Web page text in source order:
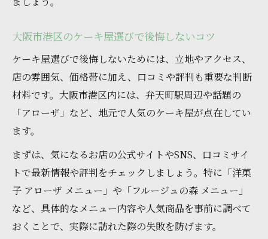
洋菓子ギフトに最適なケーキの選び方
手土産におすすめのケーキ食べ比べアイデ
ア
ケーキで大切な人に喜ばれる理由とは
注目集まる大阪市港区のケーキの選び方
口コミと話題性から見たケーキ選びの基準
お得感で選ぶ大阪市港区のケーキ屋比較
食べ比べ視点でケーキ屋をチェックする方
法
ケーキ選びで失敗しないための注目ポイン
大阪市港区のケーキ屋選びで後悔しないコツ
ケーキ屋選びで後悔しないためには、立地やアクセス、
店の雰囲気、価格帯に加え、口コミや評判も重要な判断
材料です。大阪市港区内には、弁天町駅周辺や話題の
「アローザ」など、地元で人気のケーキ屋が点在してい
ます。
まずは、気になるお店の公式サイトやSNS、口コミサイ
トで最新情報や評判をチェックしましょう。特に「洋菓
子 アローザ メニュー」や「フルージュの森 メニュー」
など、具体的なメニュー内容や人気商品を事前に調べて
おくことで、実際に訪れた際の失敗を防げます。